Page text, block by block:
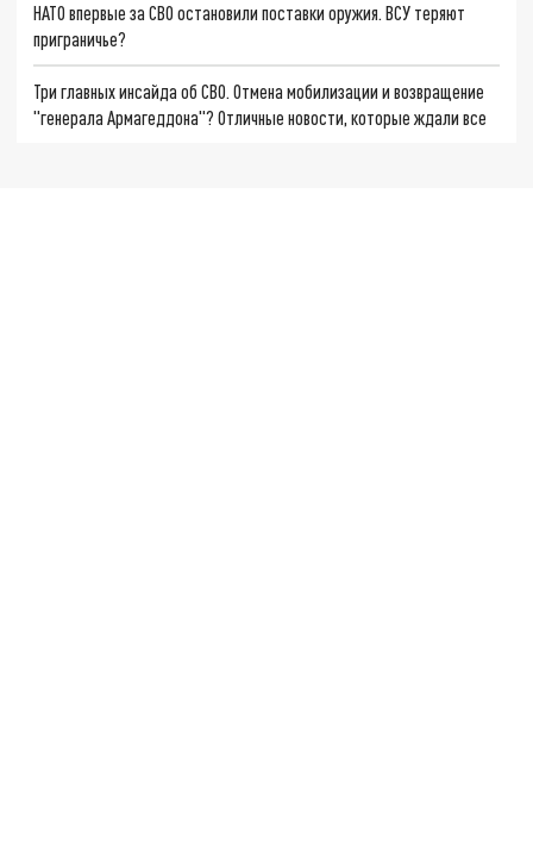
НАТО впервые за СВО остановили поставки оружия. ВСУ теряют
приграничье?
Три главных инсайда об СВО. Отмена мобилизации и возвращение
"генерала Армагеддона"? Отличные новости, которые ждали все